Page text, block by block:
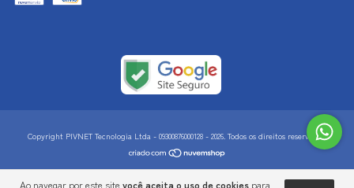
Ao navegar por este site você aceita o uso de cookies para
Copyright PIVNET Tecnologia Ltda - 09300876000128 - 2026. Todos os direitos reservados.